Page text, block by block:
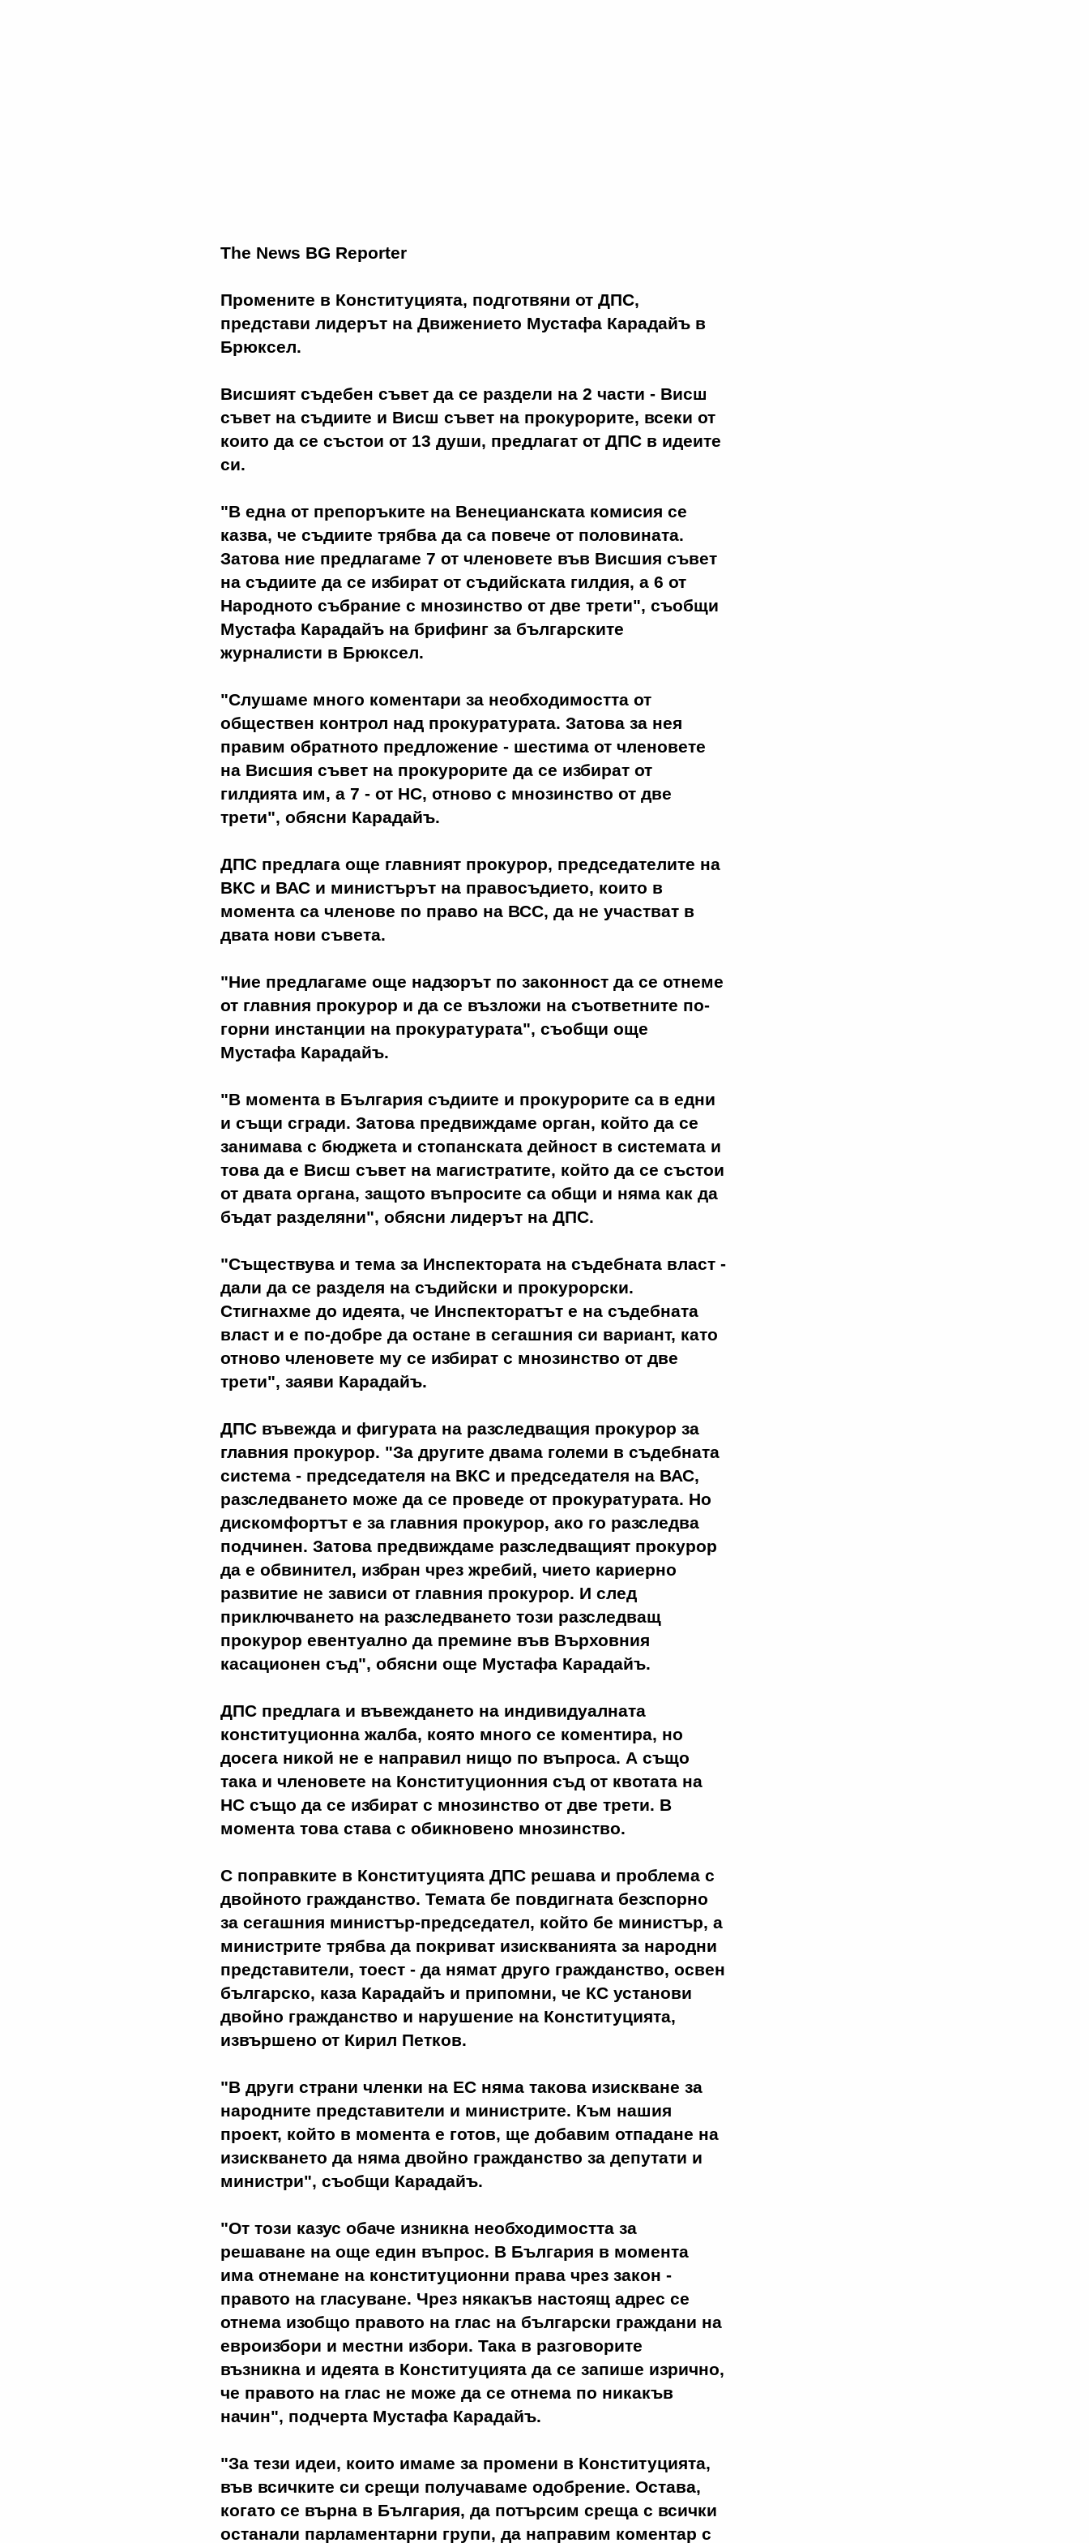
The News BG Reporter
Промените в Конституцията, подготвяни от ДПС,
представи лидерът на Движението Мустафа Карадайъ в
Брюксел.
Висшият съдебен съвет да се раздели на 2 части - Висш
съвет на съдиите и Висш съвет на прокурорите, всеки от
които да се състои от 13 души, предлагат от ДПС в идеите
си.
"В една от препоръките на Венецианската комисия се
казва, че съдиите трябва да са повече от половината.
Затова ние предлагаме 7 от членовете във Висшия съвет
на съдиите да се избират от съдийската гилдия, а 6 от
Народното събрание с мнозинство от две трети", съобщи
Мустафа Карадайъ на брифинг за българските
журналисти в Брюксел.
"Слушаме много коментари за необходимостта от
обществен контрол над прокуратурата. Затова за нея
правим обратното предложение - шестима от членовете
на Висшия съвет на прокурорите да се избират от
гилдията им, а 7 - от НС, отново с мнозинство от две
трети", обясни Карадайъ.
ДПС предлага още главният прокурор, председателите на
ВКС и ВАС и министърът на правосъдието, които в
момента са членове по право на ВСС, да не участват в
двата нови съвета.
"Ние предлагаме още надзорът по законност да се отнеме
от главния прокурор и да се възложи на съответните по-
горни инстанции на прокуратурата", съобщи още
Мустафа Карадайъ.
"В момента в България съдиите и прокурорите са в едни
и същи сгради. Затова предвиждаме орган, който да се
занимава с бюджета и стопанската дейност в системата и
това да е Висш съвет на магистратите, който да се състои
от двата органа, защото въпросите са общи и няма как да
бъдат разделяни", обясни лидерът на ДПС.
"Съществува и тема за Инспектората на съдебната власт -
дали да се разделя на съдийски и прокурорски.
Стигнахме до идеята, че Инспекторатът е на съдебната
власт и е по-добре да остане в сегашния си вариант, като
отново членовете му се избират с мнозинство от две
трети", заяви Карадайъ.
ДПС въвежда и фигурата на разследващия прокурор за
главния прокурор. "За другите двама големи в съдебната
система - председателя на ВКС и председателя на ВАС,
разследването може да се проведе от прокуратурата. Но
дискомфортът е за главния прокурор, ако го разследва
подчинен. Затова предвиждаме разследващият прокурор
да е обвинител, избран чрез жребий, чието кариерно
развитие не зависи от главния прокурор. И след
приключването на разследването този разследващ
прокурор евентуално да премине във Върховния
касационен съд", обясни още Мустафа Карадайъ.
ДПС предлага и въвеждането на индивидуалната
конституционна жалба, която много се коментира, но
досега никой не е направил нищо по въпроса. А също
така и членовете на Конституционния съд от квотата на
НС също да се избират с мнозинство от две трети. В
момента това става с обикновено мнозинство.
С поправките в Конституцията ДПС решава и проблема с
двойното гражданство. Темата бе повдигната безспорно
за сегашния министър-председател, който бе министър, а
министрите трябва да покриват изискванията за народни
представители, тоест - да нямат друго гражданство, освен
българско, каза Карадайъ и припомни, че КС установи
двойно гражданство и нарушение на Конституцията,
извършено от Кирил Петков.
"В други страни членки на ЕС няма такова изискване за
народните представители и министрите. Към нашия
проект, който в момента е готов, ще добавим отпадане на
изискването да няма двойно гражданство за депутати и
министри", съобщи Карадайъ.
"От този казус обаче изникна необходимостта за
решаване на още един въпрос. В България в момента
има отнемане на конституционни права чрез закон -
правото на гласуване. Чрез някакъв настоящ адрес се
отнема изобщо правото на глас на български граждани на
евроизбори и местни избори. Така в разговорите
възникна и идеята в Конституцията да се запише изрично,
че правото на глас не може да се отнема по никакъв
начин", подчерта Мустафа Карадайъ.
"За тези идеи, които имаме за промени в Конституцията,
във всичките си срещи получаваме одобрение. Остава,
когато се върна в България, да потърсим среща с всички
останали парламентарни групи, да направим коментар с